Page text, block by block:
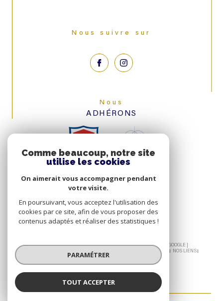
Nous suivre sur
Nous
ADHÉRONS
© 2026 | TOUS DROITS RÉSERVÉS | TRADUCTION POWERED BY GOOGLE |
PLAN DU SITE ADMIN
NOS LIENS
POLITIQUE RGPD
Comme beaucoup, notre site
utilise les cookies
On aimerait vous accompagner pendant
votre visite.
En poursuivant, vous acceptez l'utilisation des
cookies par ce site, afin de vous proposer des
contenus adaptés et réaliser des statistiques !
PARAMÉTRER
TOUT ACCEPTER